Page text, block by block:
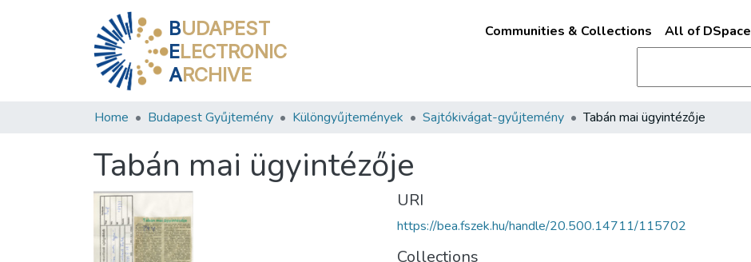
BUDAPEST
ELECTRONIC
ARCHIVE
Communities & Collections All of DSpace
Home Budapest Gyűjtemény Különgyűjtemények Sajtókivágat-gyűjtemény Tabán mai ügyintézője
Tabán mai ügyintézője
URI
https://bea.fszek.hu/handle/20.500.14711/115702
Collections